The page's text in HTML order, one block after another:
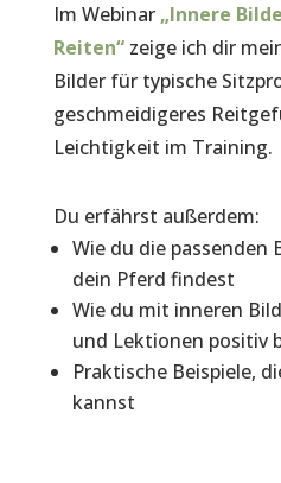
Im Webinar „Innere
Reiten“zeige ich dir
Bilder für typische
geschmeidigeres
Leichtigkeit im Training.
Du erfährst außerdem:
Wie du die passenden
dein Pferd findest
Wie du mit inneren
und Lektionen positiv
Praktische Beispiele,
kannst